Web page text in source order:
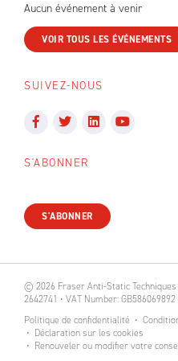
Aucun événement à venir
VOIR TOUS LES ÉVÉNEMENTS
SUIVEZ-NOUS
S'ABONNER
S'ABONNER
© 2026 Fraser Anti-Static
2642741 • VAT Number: GB586069892
Politique de confidentialité
Déclaration sur les cookies
Renouveler ou modifier votre